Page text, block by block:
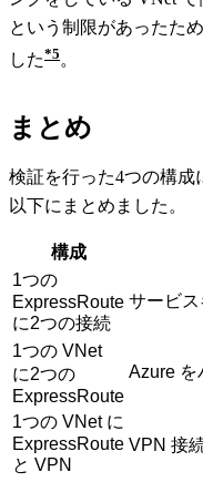
という制限があったた
した 5。
まとめ
検証を行った4つの構成
以下にまとめました。
構成
1つの
ExpressRoute
に2つの接続
サービ
1つの VNet
に2つの
ExpressRoute
Azure を
1つの VNet に
ExpressRoute
と VPN
VPN 接